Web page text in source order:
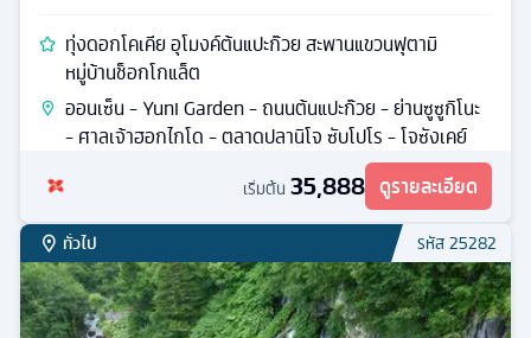
ทุ่งดอกโคเคีย อุโมงค์ต้นแปะก๊วย สะพานแขวนฟุตามิ
หมู่บ้านช็อกโกแล็ต
ออนเซ็น - Yuni Garden - ถนนต้นแปะก๊วย - ย่านซูซูกิโนะ
- ศาลเจ้าฮอกไกโด - ตลาดปลานิโจ ซับโปโร - โจซังเคย์
เริ่มต้น 35,888 ดูรายละเอียด
ทั่วไป รหัส25282